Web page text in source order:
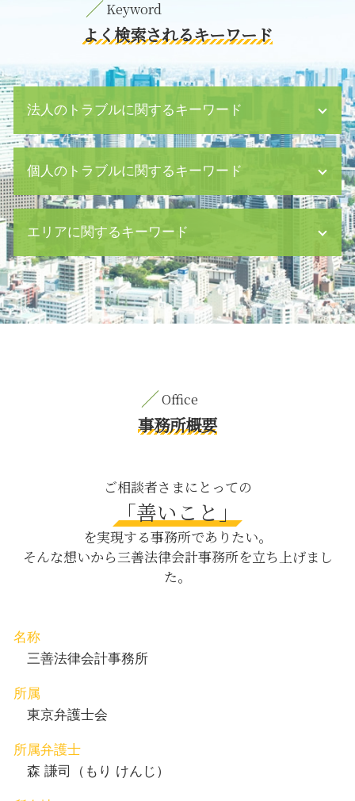
よく検索されるキーワード
法人のトラブルに関するキーワード
経理 会計
雇用 問題
従業員 損害賠償
ハラスメント 種類
会社法 取締役会
借金 裁判
資金繰り ショート
危機管理 企業
中小企業 資金繰り
コンプライアンス 企業
就業規則 変更
個人のトラブルに関するキーワード
民法 遺留分
経済的 dv 離婚
遺言書 作成
刑事事件 示談
自筆証書遺言 改正
債務整理 とは デメリット
パワハラ とは
人身事故 とは
刑事事件 分類
婚姻費用分担請求
自動車損害賠償保障法 事故
父親 親権
エリアに関するキーワード
内容証明郵便 日比谷 相談
刑事事件 中央区 相談
契約書作成 目黒区 弁護士
企業法務 中央区 弁護士
債権回収 中央区 弁護士
離婚 新宿区 相談
相続 中央区 相談
養育費 新宿区 相談
労働問題 日比谷 弁護士
債権回収 渋谷区 相談
離婚 日比谷 弁護士
離婚 茅場町 弁護士
事務所概要
ご相談者さまにとっての
「善いこと」
を実現する事務所でありたい。
そんな想いから三善法律会計事務所を立ち上げまし
た。
名称
三善法律会計事務所
所属
東京弁護士会
所属弁護士
森 謙司（もり けんじ）